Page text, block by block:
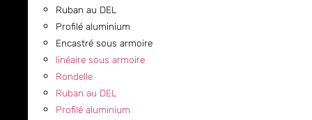
Ruban au DEL
Profilé aluminium
Encastré sous armoire
linéaire sous armoire
Rondelle
Ruban au DEL
Profilé aluminium